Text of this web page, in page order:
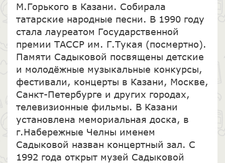
М.Горького в Казани. Собирала
татарские народные песни. В 1990 году
стала лауреатом Государственной
премии ТАССР им. Г.Тукая (посмертно).
Памяти Садыковой посвящены детские
и молодёжные музыкальные конкурсы,
фестивали, концерты в Казани, Москве,
Санкт-Петербурге и других городах,
телевизионные фильмы. В Казани
установлена мемориальная доска, в
г.Набережные Челны именем
Садыковой назван концертный зал. С
1992 года открыт музей Садыковой